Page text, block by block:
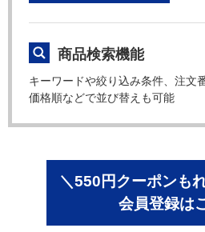
商品検索機能
キーワードや絞り込み条件、注文
価格順などで並び替えも可能
＼550円クーポンも
会員登録は